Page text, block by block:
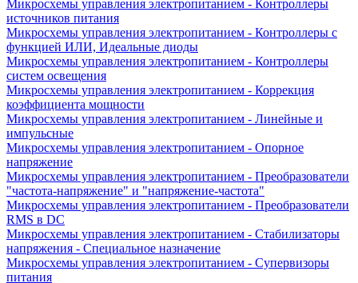
Микросхемы управления электропитанием - Контроллеры
источников питания
Микросхемы управления электропитанием - Контроллеры с
функцией ИЛИ, Идеальные диоды
Микросхемы управления электропитанием - Контроллеры
систем освещения
Микросхемы управления электропитанием - Коррекция
коэффициента мощности
Микросхемы управления электропитанием - Линейные и
импульсные
Микросхемы управления электропитанием - Опорное
напряжение
Микросхемы управления электропитанием - Преобразователи
"частота-напряжение" и "напряжение-частота"
Микросхемы управления электропитанием - Преобразователи
RMS в DC
Микросхемы управления электропитанием - Стабилизаторы
напряжения - Специальное назначение
Микросхемы управления электропитанием - Супервизоры
питания